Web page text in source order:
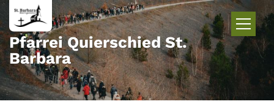
Zum Inhalt springen
Pfarrei Quierschied St.
Barbara